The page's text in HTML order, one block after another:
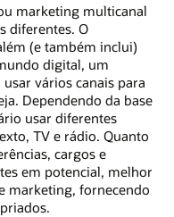
marketing multicanal
diferentes. O
(e também inclui)
digital, um
vários canais para
Dependendo da base
usar diferentes
TV e rádio. Quanto
cargos e
em potencial, melhor
marketing, fornecendo